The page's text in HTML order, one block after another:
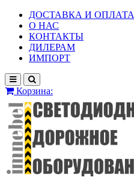
ДОСТАВКА И ОПЛАТА
О НАС
КОНТАКТЫ
ДИЛЕРАМ
ИМПОРТ
Корзина: